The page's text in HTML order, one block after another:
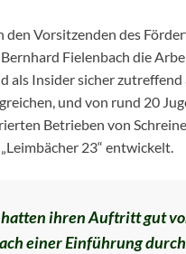
den Vorsitzenden des
Fielenbach die
als Insider sicher
und von rund 20
Betrieben von
23“ entwickelt.
ihren Auftritt gut
einer Einführung